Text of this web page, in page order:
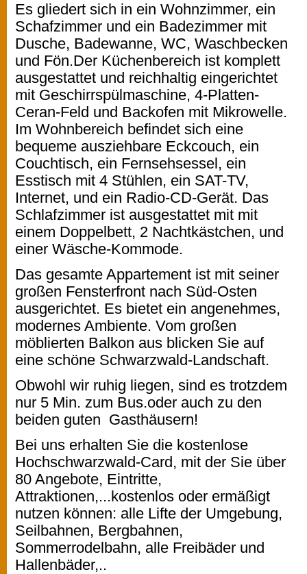
Es gliedert sich in ein Wohnzimmer, ein
Schafzimmer und ein Badezimmer mit
Dusche, Badewanne, WC, Waschbecken
und Fön.Der Küchenbereich ist komplett
ausgestattet und reichhaltig eingerichtet
mit Geschirrspülmaschine, 4-Platten-
Ceran-Feld und Backofen mit Mikrowelle.
Im Wohnbereich befindet sich eine
bequeme ausziehbare Eckcouch, ein
Couchtisch, ein Fernsehsessel, ein
Esstisch mit 4 Stühlen, ein SAT-TV,
Internet, und ein Radio-CD-Gerät. Das
Schlafzimmer ist ausgestattet mit mit
einem Doppelbett, 2 Nachtkästchen, und
einer Wäsche-Kommode.
Das gesamte Appartement ist mit seiner
großen Fensterfront nach Süd-Osten
ausgerichtet. Es bietet ein angenehmes,
modernes Ambiente. Vom großen
möblierten Balkon aus blicken Sie auf
eine schöne Schwarzwald-Landschaft.
Obwohl wir ruhig liegen, sind es trotzdem
nur 5 Min. zum Bus.oder auch zu den
beiden guten Gasthäusern!
Bei uns erhalten Sie die kostenlose
Hochschwarzwald-Card, mit der Sie über
80 Angebote, Eintritte,
Attraktionen,...kostenlos oder ermäßigt
nutzen können: alle Lifte der Umgebung,
Seilbahnen, Bergbahnen,
Sommerrodelbahn, alle Freibäder und
Hallenbäder,..